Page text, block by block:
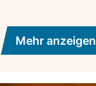
Mehr anzeigen